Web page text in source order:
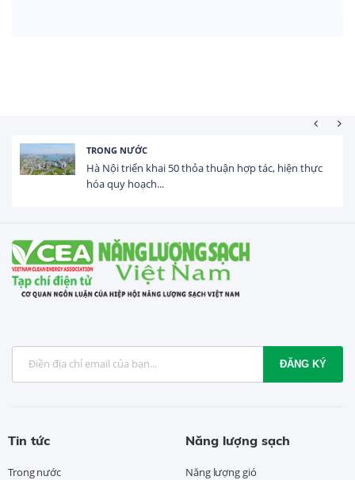
HOẠT ĐỘNG ĐẦU TƯ
Tổng vốn FDI đăng ký vào Việt Nam đạt gần 25 tỷ
USD trong 5 tháng...
ĐĂNG KÝ
Tin tức
Trong nước
Năng lượng sạch
Năng lượng gió